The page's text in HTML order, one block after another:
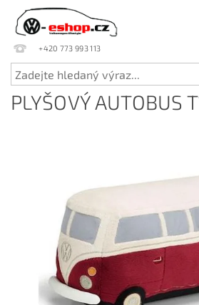
+420 773 993 113
PLYŠOVÝ AUTOBUS